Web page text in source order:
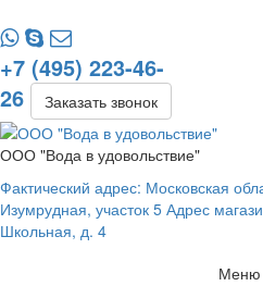
+7 (495) 223-46-
26
Заказать звонок
ООО "Вода в удовольствие"
Фактический адрес: Московская
Изумрудная, участок 5 Адрес
Школьная, д. 4
Меню